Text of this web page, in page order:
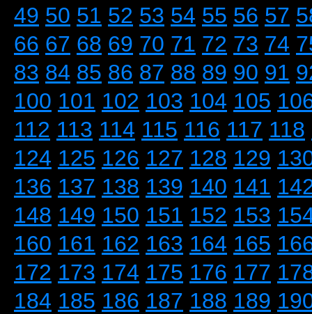
49 50 51 52 53 54 55 56 57
66 67 68 69 70 71 72 73 74
83 84 85 86 87 88 89 90 91
100 101 102 103 104 105
112 113 114 115 116 117 118
124 125 126 127 128 129
136 137 138 139 140 141
148 149 150 151 152 153
160 161 162 163 164 165
172 173 174 175 176 177
184 185 186 187 188 189